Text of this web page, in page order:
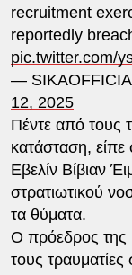
recruitment
reportedly
pic.twitter.com/
—
12, 2025
Πέντε από τους
κατάσταση,
Εβελίν Βίβιαν
στρατιωτικού
τα θύματα.
Ο πρόεδρος της
τους